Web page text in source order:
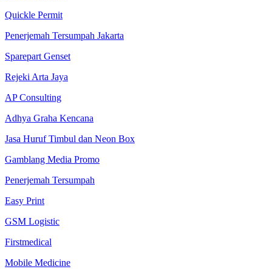
Quickle Permit
Penerjemah Tersumpah Jakarta
Sparepart Genset
Rejeki Arta Jaya
AP Consulting
Adhya Graha Kencana
Jasa Huruf Timbul dan Neon Box
Gamblang Media Promo
Penerjemah Tersumpah
Easy Print
GSM Logistic
Firstmedical
Mobile Medicine